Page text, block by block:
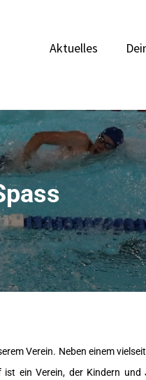
Aktuelles
Verein. Neben einem
ein Verein, der Kindern